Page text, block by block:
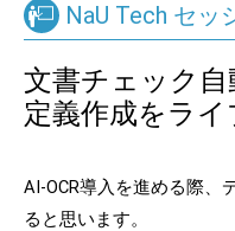
NaU Tech セッ
文書チェック自
定義作成をライ
AI-OCR導入を進める際、
ると思います。